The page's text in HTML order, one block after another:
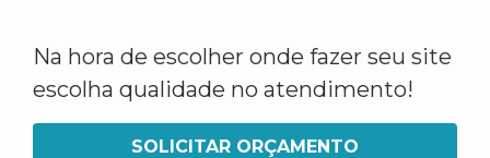
Na hora de escolher onde fazer seu site
escolha qualidade no atendimento!
SOLICITAR ORÇAMENTO